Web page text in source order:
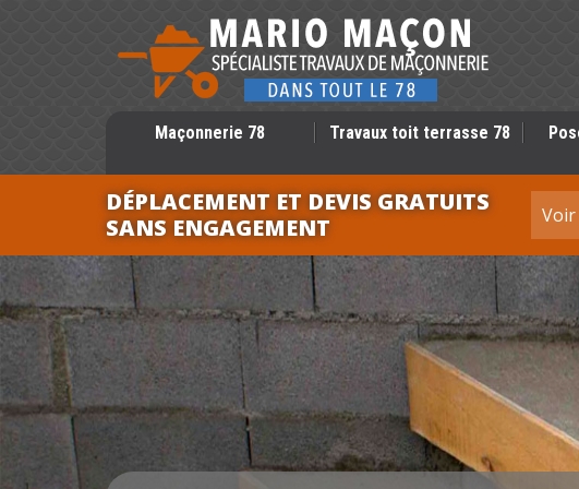
Maçonnerie 78 Travaux toit terrasse 78
DÉPLACEMENT ET DEVIS GRATUITS
SANS ENGAGEMENT